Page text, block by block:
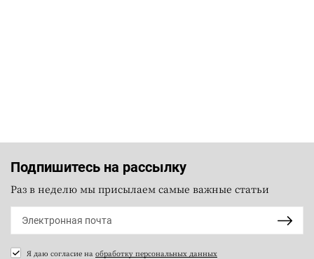
Подпишитесь на рассылку
Раз в неделю мы присылаем самые важные статьи
Я даю согласие на обработку персональных данных